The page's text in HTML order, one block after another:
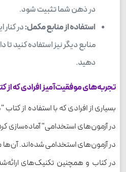
در ذهن شما تثبیت شود.
استفاده از منابع مکمل:در کنار
منابع دیگر نیز استفاده کنید
دهید.
تجربه‌های موفقیت‌آمیز افرادی که از
بسیاری از افرادی که با استفاده از
در آزمون‌های استخدامی" آماده‌سازی
در آزمون‌های استخدامی شده‌اند.
در کتاب و همچنین تکنیک‌های